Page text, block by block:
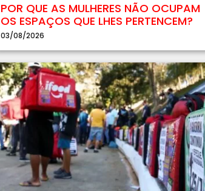
POR QUE AS MULHERES NÃO OCUPAM
OS ESPAÇOS QUE LHES PERTENCEM?
03/08/2026